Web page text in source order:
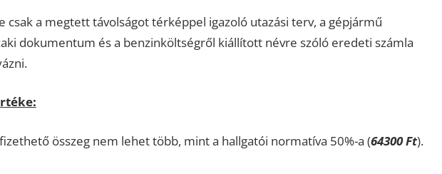
csak a megtett távolságot térképpel igazoló utazási terv, a gépjármű
dokumentum és a benzinköltségről kiállított névre szóló eredeti számla
összeg nem lehet több, mint a hallgatói normatíva 50%-a (64300 Ft).